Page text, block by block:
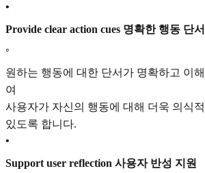
•
Provide clear action cues 명확한 행동 단
◦
원하는 행동에 대한 단서가 명확하고 이
여
사용자가 자신의 행동에 대해 더욱 의식
있도록 합니다.
•
Support user reflection 사용자 반성 지원